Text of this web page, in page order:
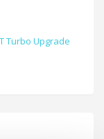
Turbo Upgrade